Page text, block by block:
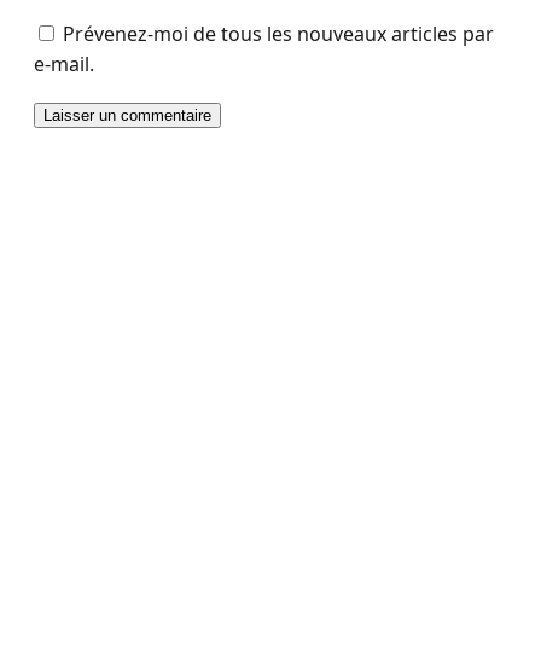
Prévenez-moi de tous les nouveaux articles par
e-mail.